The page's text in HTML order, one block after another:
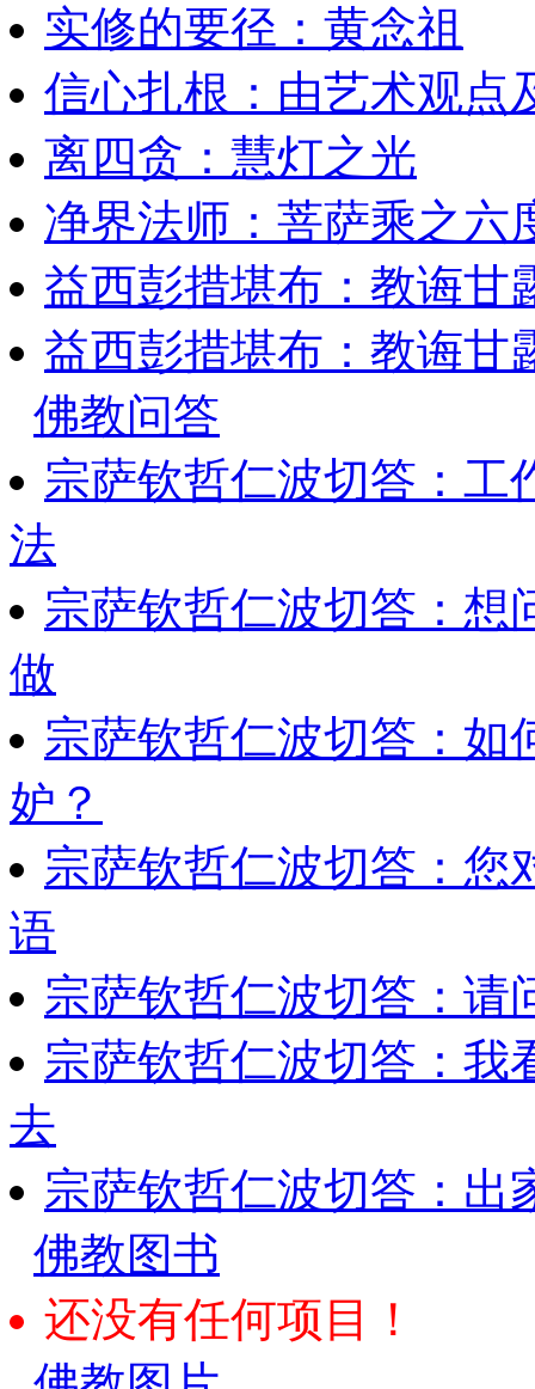
实修的要径：黄念祖
信心扎根：由艺术观点
离四贪：慧灯之光
净界法师：菩萨乘之
益西彭措堪布：教诲甘
益西彭措堪布：教诲甘
佛教问答
宗萨钦哲仁波切答：工
法
宗萨钦哲仁波切答：想
做
宗萨钦哲仁波切答：如
妒？
宗萨钦哲仁波切答：您
语
宗萨钦哲仁波切答：请
宗萨钦哲仁波切答：我
去
宗萨钦哲仁波切答：出
佛教图书
还没有任何项目！